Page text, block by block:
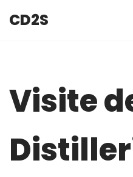
CD2S
Visite